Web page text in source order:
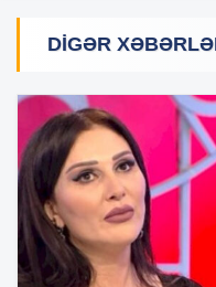
DIGƏR